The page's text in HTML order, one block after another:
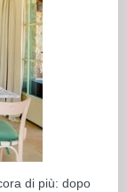
di più: dopo